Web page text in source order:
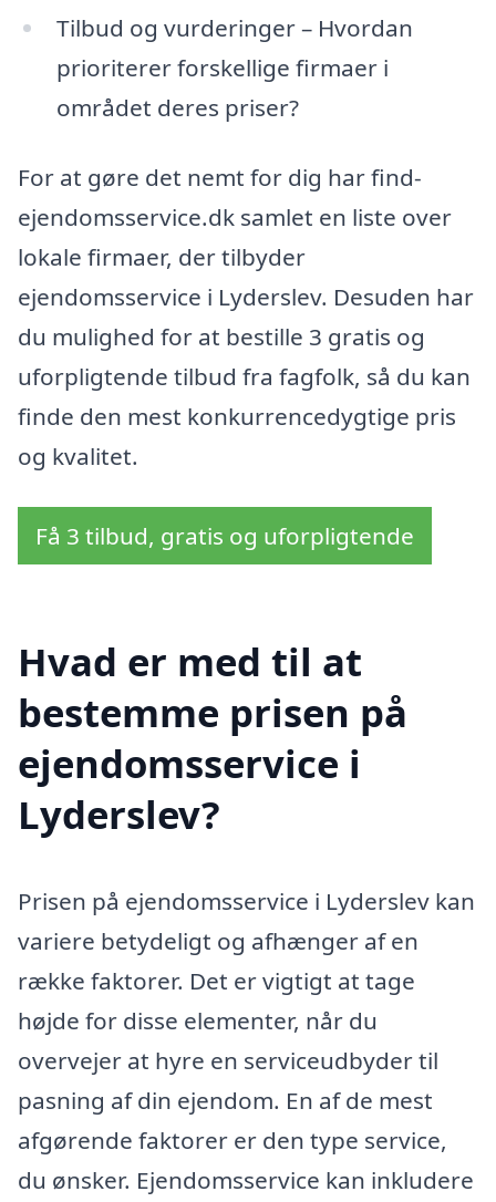
Tilbud og vurderinger – Hvordan
prioriterer forskellige firmaer i
området deres priser?
For at gøre det nemt for dig har find-
ejendomsservice.dk samlet en liste over
lokale firmaer, der tilbyder
ejendomsservice i Lyderslev. Desuden har
du mulighed for at bestille 3 gratis og
uforpligtende tilbud fra fagfolk, så du kan
finde den mest konkurrencedygtige pris
og kvalitet.
Få 3 tilbud, gratis og uforpligtende
Hvad er med til at
bestemme prisen på
ejendomsservice i
Lyderslev?
Prisen på ejendomsservice i Lyderslev kan
variere betydeligt og afhænger af en
række faktorer. Det er vigtigt at tage
højde for disse elementer, når du
overvejer at hyre en serviceudbyder til
pasning af din ejendom. En af de mest
afgørende faktorer er den type service,
du ønsker. Ejendomsservice kan inkludere